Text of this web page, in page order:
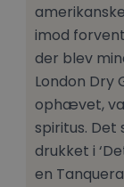
imod
der blev
London Dry
ophævet,
spiritus. Det
drukket i
en